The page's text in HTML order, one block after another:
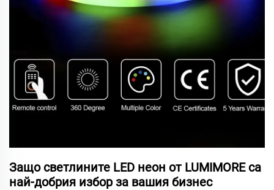
Защо светлините LED неон от LUMIMORE са
най-добрия избор за вашия бизнес